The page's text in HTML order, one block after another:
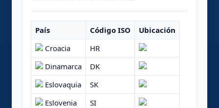
País Código ISO
Ubicación
Croacia
HR
Dinamarca
DK
Eslovaquia
SK
Eslovenia
SI